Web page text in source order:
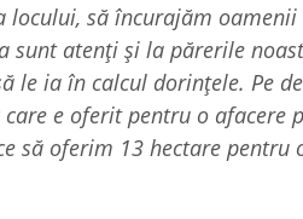
să încurajăm oamenii
sunt atenți și la părerile
le ia în calcul dorințele. Pe
e oferit pentru o
să oferim 13 hectare pentru